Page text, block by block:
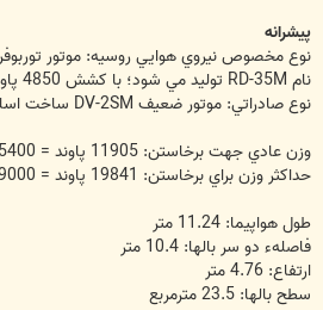
پيشرانه
نام RD-35M توليد مي شود؛ با کشش 4850 پاوند يا 2500 کيلوگرم.
نوع صادراتي: موتور ضعيف DV-2SM ساخت اسلواکي با کشش 2200 کيلوگرم.
وزن عادي جهت برخاستن: 11905 پاوند = 5400 کيلوگرم
حداکثر وزن براي برخاستن: 19841 پاوند = 9000 کيلوگرم
طول هواپيما: 11.24 متر
فاصلهء دو سر بالها: 10.4 متر
ارتفاع: 4.76 متر
سطح بالها: 23.5 مترمربع